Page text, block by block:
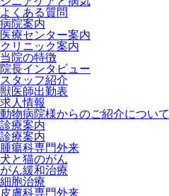
よくある質問
病院案内
医療センター案内
クリニック案内
当院の特徴
院長インタビュー
スタッフ紹介
獣医師出勤表
求人情報
動物病院様からのご紹介について
診療案内
診療案内
腫瘍科専門外来
犬と猫のがん
がん緩和治療
細胞治療
皮膚科専門外来